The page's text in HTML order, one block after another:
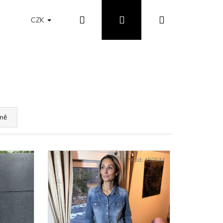
Obchodní podmínky Vrácení a výměna zboží
CZK Hledat PřihlášeníNákupní
4808/ORA Kód: 4505/M